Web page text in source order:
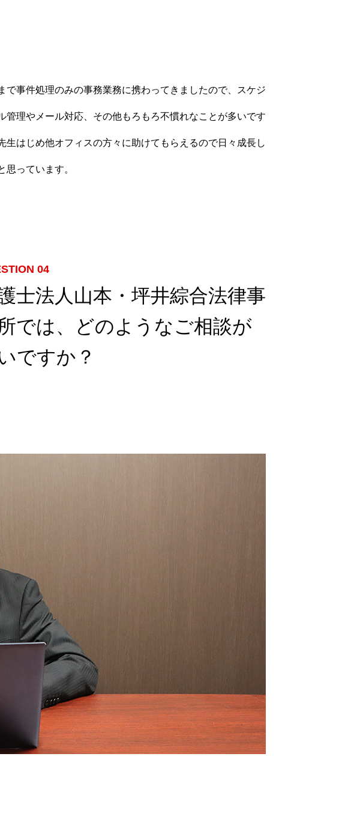
で事件処理のみの事務業務に携わってきましたので、スケジ
管理やメール対応、その他もろもろ不慣れなことが多いです
生はじめ他オフィスの方々に助けてもらえるので日々成長し
思っています。
04
士法人山本・坪井綜合法律事
では、どのようなご相談が
ですか？